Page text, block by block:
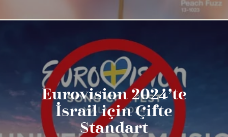
Eurovision 2024’te
İsrail için Çifte
Standart